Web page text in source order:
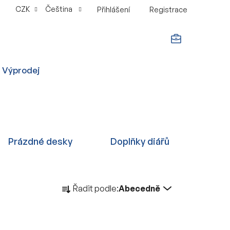
CZK Čeština Přihlášení Registrace
Výprodej
Prázdné desky Doplňky diářů
a Řadit podle:Abecedně